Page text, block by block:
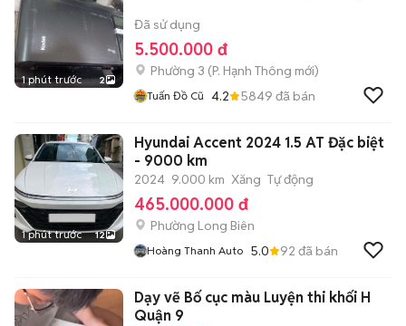
1 phút trước 2
Đã sử dụng
5.500.000 đ
Phường 3 (P. Hạnh Thông mới)
Tuấn Đồ Cũ 4.2 5849 đã bán
1 phút trước 12
Hyundai Accent 2024 1.5 AT Đặc biệt
- 9000 km
2024 9.000 km Xăng Tự động
465.000.000 đ
Phường Long Biên
Hoàng Thanh Auto 5.0 92 đã bán
Dạy vẽ Bố cục màu Luyện thi khối H
Quận 9